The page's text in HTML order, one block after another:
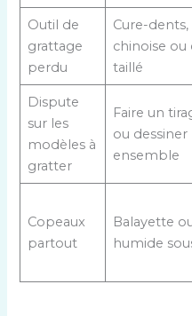
Outil de
grattage
perdu
Cure-
chinoise ou
taillé
Dispute
sur les
modèles à
gratter
Faire un
ou dessiner
ensemble
Copeaux
partout
Balayette
humide